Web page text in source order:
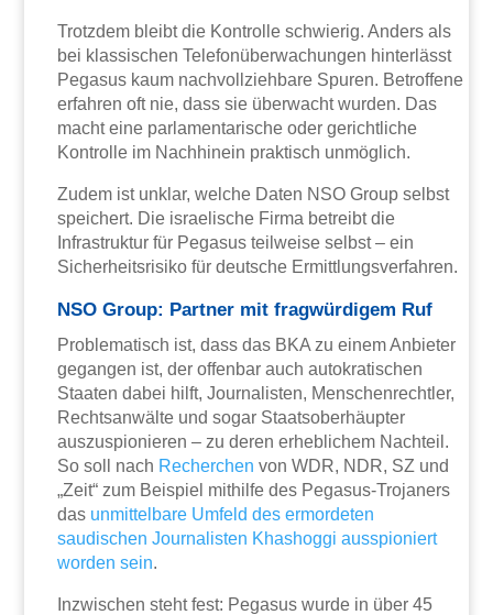
Trotzdem bleibt die Kontrolle schwierig. Anders als
bei klassischen Telefonüberwachungen hinterlässt
Pegasus kaum nachvollziehbare Spuren. Betroffene
erfahren oft nie, dass sie überwacht wurden. Das
macht eine parlamentarische oder gerichtliche
Kontrolle im Nachhinein praktisch unmöglich.
Zudem ist unklar, welche Daten NSO Group selbst
speichert. Die israelische Firma betreibt die
Infrastruktur für Pegasus teilweise selbst – ein
Sicherheitsrisiko für deutsche Ermittlungsverfahren.
NSO Group: Partner mit fragwürdigem Ruf
Problematisch ist, dass das BKA zu einem Anbieter
gegangen ist, der offenbar auch autokratischen
Staaten dabei hilft, Journalisten, Menschenrechtler,
Rechtsanwälte und sogar Staatsoberhäupter
auszuspionieren – zu deren erheblichem Nachteil.
So soll nach Recherchen von WDR, NDR, SZ und
„Zeit“ zum Beispiel mithilfe des Pegasus-Trojaners
das unmittelbare Umfeld des ermordeten
saudischen Journalisten Khashoggi ausspioniert
worden sein.
Inzwischen steht fest: Pegasus wurde in über 45